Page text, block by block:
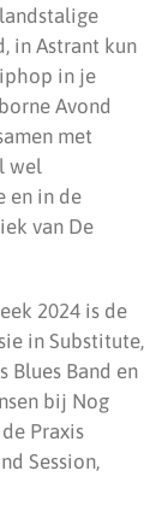
in Astrant kun
in je
Avond
met
wel
en in de
van De
2024 is de
in Substitute,
Blues Band en
bij Nog
Praxis
Session,